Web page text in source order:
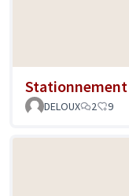
Stationnement
DELOUX
2 9